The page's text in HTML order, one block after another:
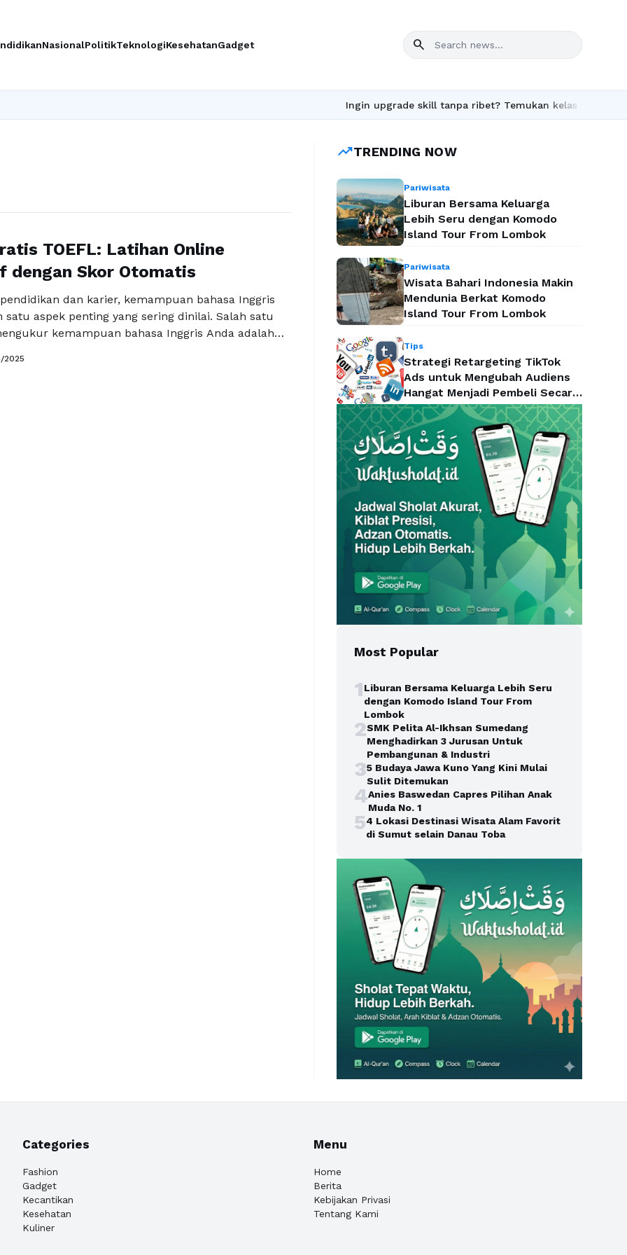
NasionalPolitikTeknologiKesehatanGadget search
Ingin upgrade skill tanpa ribet? Temukan kelas seru dan
TOEFL: Latihan Online
dengan Skor Otomatis
dan karier, kemampuan bahasa Inggris
satu aspek penting yang sering dinilai. Salah satu
kemampuan bahasa Inggris Anda adalah
sebelum menghadapi ujian sesungguhnya,
2025
trending_upTRENDING NOW
Pariwisata
Liburan Bersama Keluarga
Lebih Seru dengan Komodo
Island Tour From Lombok
Pariwisata
Wisata Bahari Indonesia Makin
Mendunia Berkat Komodo
Island Tour From Lombok
Tips
Strategi Retargeting TikTok
Ads untuk Mengubah Audiens
Hangat Menjadi Pembeli Secara
Efektif
Most Popular
1Liburan Bersama Keluarga Lebih Seru
dengan Komodo Island Tour From
Lombok
2SMK Pelita Al-Ikhsan Sumedang
Menghadirkan 3 Jurusan Untuk
Pembangunan & Industri
35 Budaya Jawa Kuno Yang Kini Mulai
Sulit Ditemukan
4Anies Baswedan Capres Pilihan Anak
Muda No. 1
54 Lokasi Destinasi Wisata Alam Favorit
di Sumut selain Danau Toba
Categories
Fashion
Gadget
Kecantikan
Kesehatan
Kuliner
Menu
Home
Berita
Kebijakan Privasi
Tentang Kami